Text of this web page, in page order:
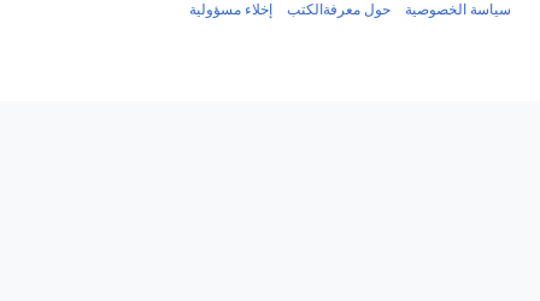
سياسة الخصوصية حول معرفةالكتب إخلاء مسؤولية